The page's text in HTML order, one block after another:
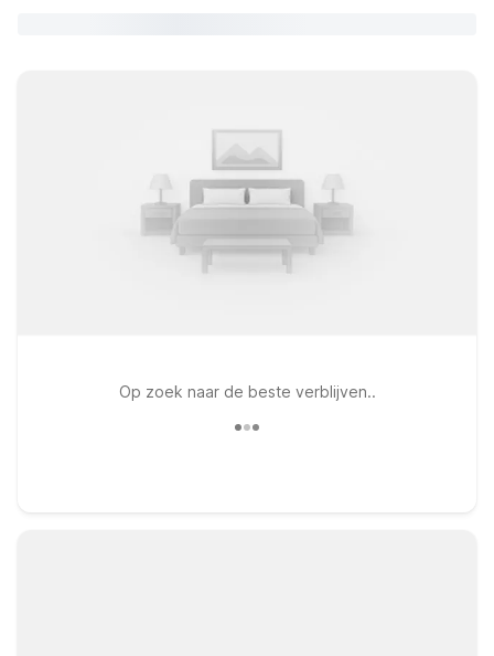
Op zoek naar de beste verblijven..